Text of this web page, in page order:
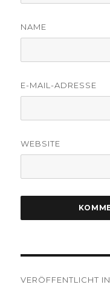
NAME
E-MAIL-ADRESSE
WEBSITE
VERÖFFENTLICHT IN